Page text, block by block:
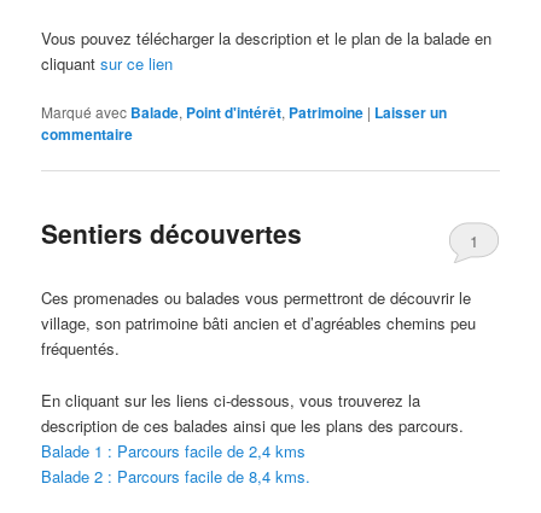
Vous pouvez télécharger la description et le plan de la balade en
cliquantsur ce lien
Marqué avec Balade, Point d'intérêt, Patrimoine | Laisser un
commentaire
Sentiers découvertes 1
Ces promenades ou balades vous permettront de découvrir le
village, son patrimoine bâti ancien et d’agréables chemins peu
fréquentés.
En cliquant sur les liens ci-dessous, vous trouverez la
description de ces balades ainsi que les plans des parcours.
Balade 1 : Parcours facile de 2,4 kms
Balade 2 : Parcours facile de 8,4 kms.